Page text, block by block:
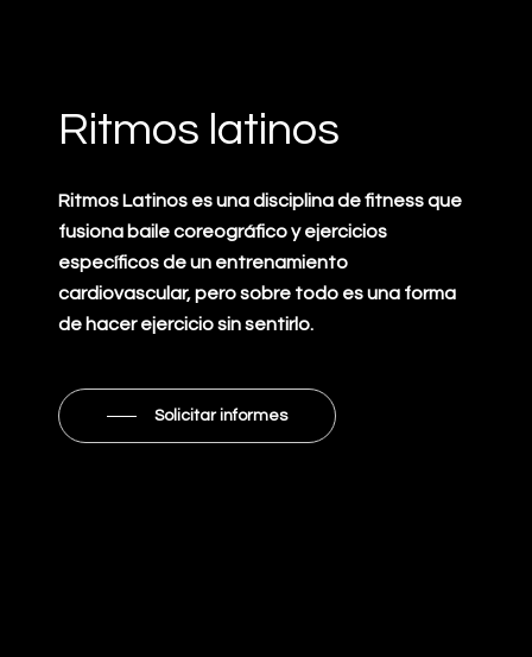
Ritmos latinos
Ritmos Latinos es una disciplina de fitness que
fusiona baile coreográfico y ejercicios
específicos de un entrenamiento
cardiovascular, pero sobre todo es una forma
de hacer ejercicio sin sentirlo.
Solicitar informes